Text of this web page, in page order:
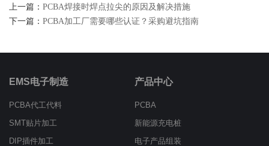
上一篇： PCBA焊接时焊点拉尖的原因及解决措施
下一篇： PCBA加工厂需要哪些认证？采购避坑指南
EMS电子制造
PCBA代工代料
SMT贴片加工
DIP插件加工
产品中心
PCBA
新能源充电桩
电子产品组装